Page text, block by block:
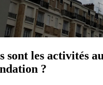
sont les activités
?